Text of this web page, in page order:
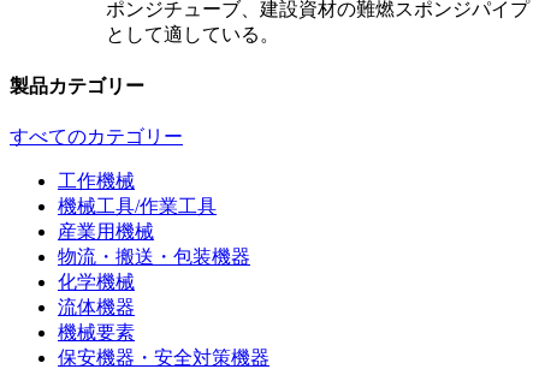
ポンジチューブ、建設資材の難燃スポンジパイプ
として適している。
製品カテゴリー
すべてのカテゴリー
工作機械
機械工具/作業工具
産業用機械
物流・搬送・包装機器
化学機械
流体機器
機械要素
保安機器・安全対策機器